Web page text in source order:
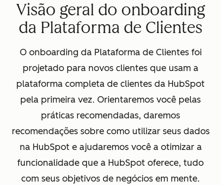
Visão geral do onboarding
da Plataforma de Clientes
O onboarding da Plataforma de Clientes foi
projetado para novos clientes que usam a
plataforma completa de clientes da HubSpot
pela primeira vez. Orientaremos você pelas
práticas recomendadas, daremos
recomendações sobre como utilizar seus dados
na HubSpot e ajudaremos você a otimizar a
funcionalidade que a HubSpot oferece, tudo
com seus objetivos de negócios em mente.